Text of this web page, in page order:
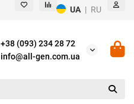
UA | RU
+38 (093) 234 28 72
info@all-gen.com.ua